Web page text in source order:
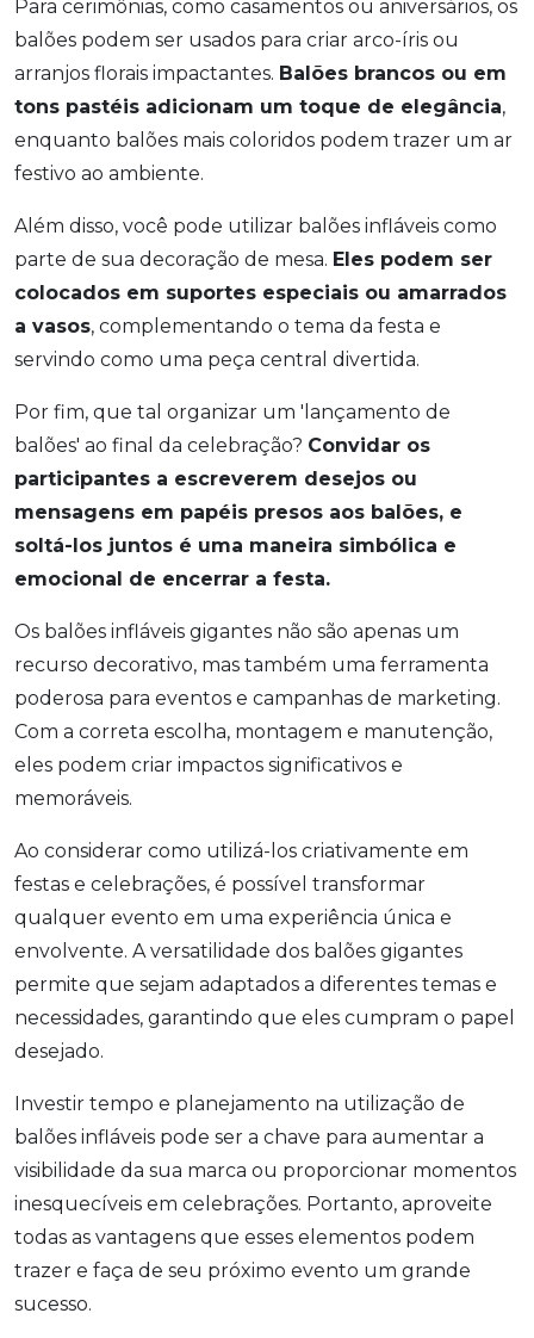
Para cerimônias, como casamentos ou aniversários, os
balões podem ser usados para criar arco-íris ou
arranjos florais impactantes. Balões brancos ou em
tons pastéis adicionam um toque de elegância,
enquanto balões mais coloridos podem trazer um ar
festivo ao ambiente.
Além disso, você pode utilizar balões infláveis como
parte de sua decoração de mesa. Eles podem ser
colocados em suportes especiais ou amarrados
a vasos, complementando o tema da festa e
servindo como uma peça central divertida.
Por fim, que tal organizar um 'lançamento de
balões' ao final da celebração? Convidar os
participantes a escreverem desejos ou
mensagens em papéis presos aos balões, e
soltá-los juntos é uma maneira simbólica e
emocional de encerrar a festa.
Os balões infláveis gigantes não são apenas um
recurso decorativo, mas também uma ferramenta
poderosa para eventos e campanhas de marketing.
Com a correta escolha, montagem e manutenção,
eles podem criar impactos significativos e
memoráveis.
Ao considerar como utilizá-los criativamente em
festas e celebrações, é possível transformar
qualquer evento em uma experiência única e
envolvente. A versatilidade dos balões gigantes
permite que sejam adaptados a diferentes temas e
necessidades, garantindo que eles cumpram o papel
desejado.
Investir tempo e planejamento na utilização de
balões infláveis pode ser a chave para aumentar a
visibilidade da sua marca ou proporcionar momentos
inesquecíveis em celebrações. Portanto, aproveite
todas as vantagens que esses elementos podem
trazer e faça de seu próximo evento um grande
sucesso.